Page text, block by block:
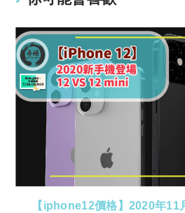
【iphone12價格】2020年11